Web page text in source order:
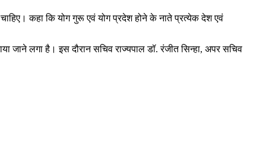
चाहिए। कहा कि योग गुरू एवं योग प्रदेश होने के नाते प्रत्येक देश एवं
जाने लगा है। इस दौरान सचिव राज्यपाल डॉ. रंजीत सिन्हा, अपर सचिव